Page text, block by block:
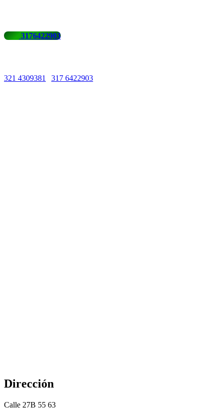
3176422903
321 4309381 317 6422903
Dirección
Calle 27B 55 63